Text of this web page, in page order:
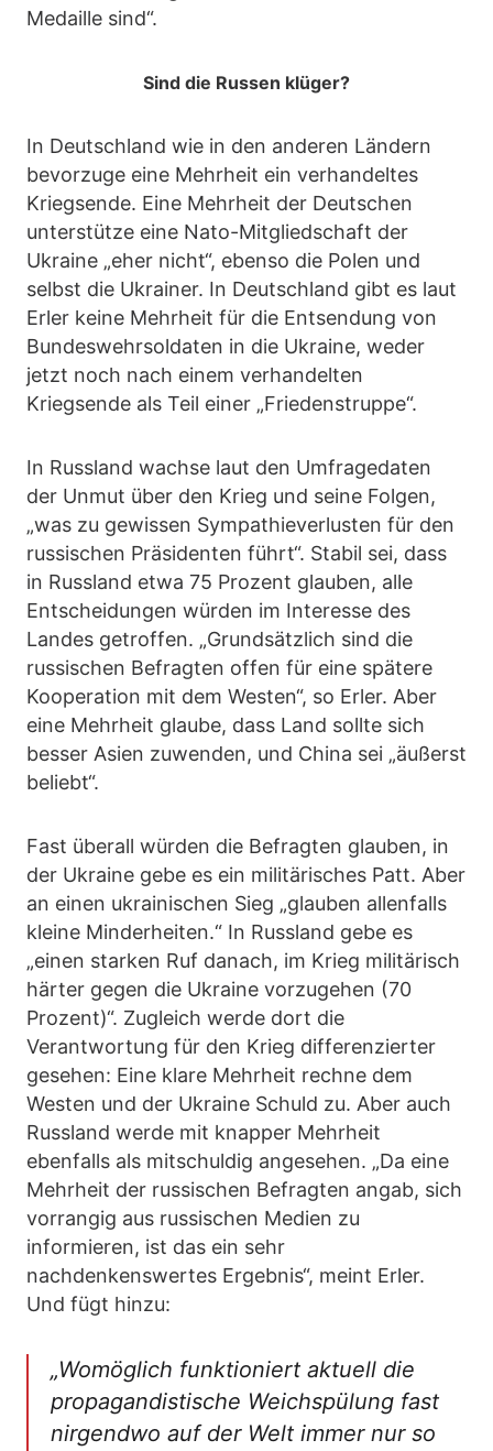
Medaille sind“.
Sind die Russen klüger?
In Deutschland wie in den anderen Ländern
bevorzuge eine Mehrheit ein verhandeltes
Kriegsende. Eine Mehrheit der Deutschen
unterstütze eine Nato-Mitgliedschaft der
Ukraine „eher nicht“, ebenso die Polen und
selbst die Ukrainer. In Deutschland gibt es laut
Erler keine Mehrheit für die Entsendung von
Bundeswehrsoldaten in die Ukraine, weder
jetzt noch nach einem verhandelten
Kriegsende als Teil einer „Friedenstruppe“.
In Russland wachse laut den Umfragedaten
der Unmut über den Krieg und seine Folgen,
„was zu gewissen Sympathieverlusten für den
russischen Präsidenten führt“. Stabil sei, dass
in Russland etwa 75 Prozent glauben, alle
Entscheidungen würden im Interesse des
Landes getroffen. „Grundsätzlich sind die
russischen Befragten offen für eine spätere
Kooperation mit dem Westen“, so Erler. Aber
eine Mehrheit glaube, dass Land sollte sich
besser Asien zuwenden, und China sei „äußerst
beliebt“.
Fast überall würden die Befragten glauben, in
der Ukraine gebe es ein militärisches Patt. Aber
an einen ukrainischen Sieg „glauben allenfalls
kleine Minderheiten.“ In Russland gebe es
„einen starken Ruf danach, im Krieg militärisch
härter gegen die Ukraine vorzugehen (70
Prozent)“. Zugleich werde dort die
Verantwortung für den Krieg differenzierter
gesehen: Eine klare Mehrheit rechne dem
Westen und der Ukraine Schuld zu. Aber auch
Russland werde mit knapper Mehrheit
ebenfalls als mitschuldig angesehen. „Da eine
Mehrheit der russischen Befragten angab, sich
vorrangig aus russischen Medien zu
informieren, ist das ein sehr
nachdenkenswertes Ergebnis“, meint Erler.
Und fügt hinzu:
„Womöglich funktioniert aktuell die
propagandistische Weichspülung fast
nirgendwo auf der Welt immer nur so